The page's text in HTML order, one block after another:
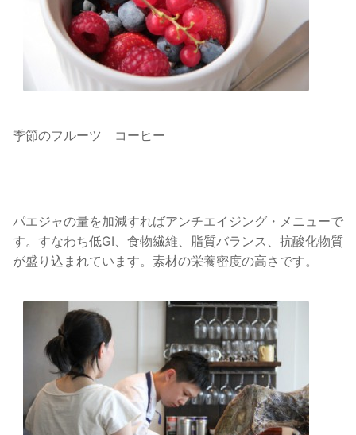
季節のフルーツ コーヒー
パエジャの量を加減すればアンチエイジング・メニューで
す。すなわち低GI、食物繊維、脂質バランス、抗酸化物質
が盛り込まれています。素材の栄養密度の高さです。